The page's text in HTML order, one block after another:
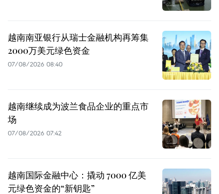
越南南亚银行从瑞士金融机构再筹集
2000万美元绿色资金
07/08/2026 08:40
越南继续成为波兰食品企业的重点市
场
07/08/2026 07:42
越南国际金融中心：撬动 7000 亿美
元绿色资金的“新钥匙”